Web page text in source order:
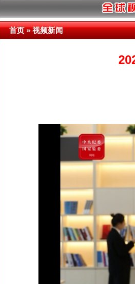
首页»视频新闻
网上购药对药下症？